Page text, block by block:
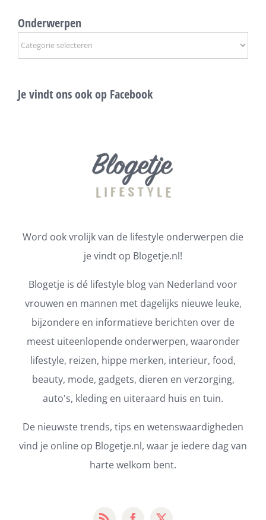
Onderwerpen
Onderwerpen
Je vindt ons ook op Facebook
Word ook vrolijk van de lifestyle onderwerpen die
je vindt op Blogetje.nl!
Blogetje is dé lifestyle blog van Nederland voor
vrouwen en mannen met dagelijks nieuwe leuke,
bijzondere en informatieve berichten over de
meest uiteenlopende onderwerpen, waaronder
lifestyle, reizen, hippe merken, interieur, food,
beauty, mode, gadgets, dieren en verzorging,
auto's, kleding en uiteraard huis en tuin.
De nieuwste trends, tips en wetenswaardigheden
vind je online op Blogetje.nl, waar je iedere dag van
harte welkom bent.